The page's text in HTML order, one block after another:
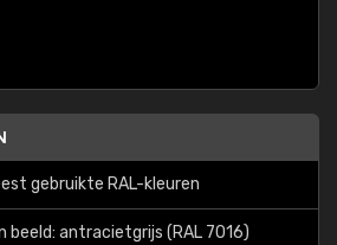
gebruikte RAL-kleuren
beeld: antracietgrijs (RAL 7016)